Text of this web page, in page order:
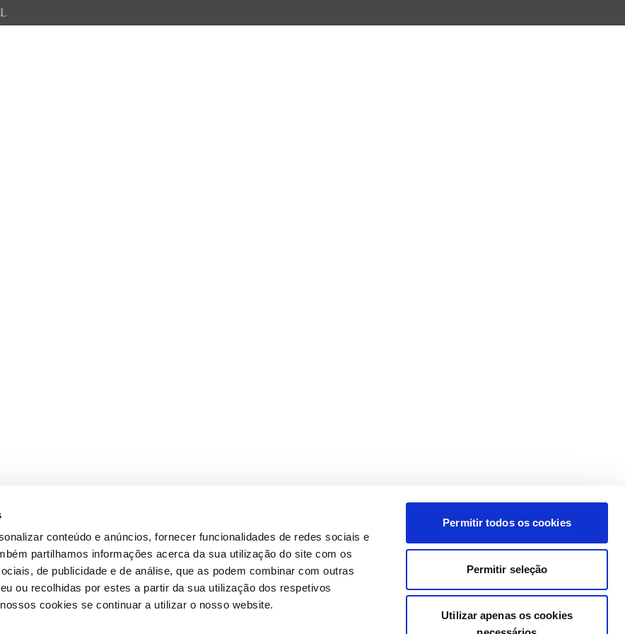
conteúdo e anúncios, fornecer funcionalidades de redes sociais e
partilhamos informações acerca da sua utilização do site com os
de publicidade e de análise, que as podem combinar com outras
ou recolhidas por estes a partir da sua utilização dos respetivos
cookies se continuar a utilizar o nosso website.
Permitir todos os cookies
Permitir seleção
Utilizar apenas os cookies